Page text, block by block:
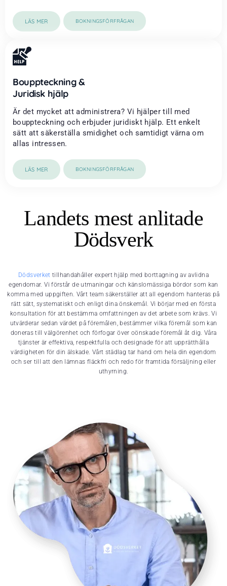
LÄS MER BOKNINGSFÖRFRÅGAN
Bouppteckning &
Juridisk hjälp
Är det mycket att administrera? Vi hjälper till med
bouppteckning och erbjuder juridiskt hjälp. Ett enkelt
sätt att säkerställa smidighet och samtidigt värna om
allas intressen.
LÄS MER BOKNINGSFÖRFRÅGAN
Landets mest anlitade
Dödsverk
Dödsverket tillhandahåller expert hjälp med borttagning av avlidna
egendomar. Vi förstår de utmaningar och känslomässiga bördor som kan
komma med uppgiften. Vårt team säkerställer att all egendom hanteras på
rätt sätt, systematiskt och enligt dina önskemål. Vi börjar med en första
konsultation för att bestämma omfattningen av det arbete som krävs. Vi
utvärderar sedan värdet på föremålen, bestämmer vilka föremål som kan
doneras till välgörenhet och förfogar över oönskade föremål åt dig. Våra
tjänster är effektiva, respektfulla och designade för att upprätthålla
värdigheten för din älskade. Vårt städlag tar hand om hela din egendom
och ser till att den lämnas fläckfri och redo för framtida försäljning eller
uthyrning.